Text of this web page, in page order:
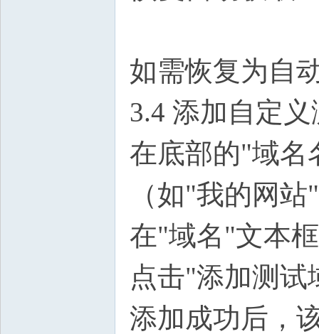
如需恢复为自
3.4 添加自定
在底部的"域名
（如"我的网站
在"域名"文本
点击"添加测试
添加成功后，